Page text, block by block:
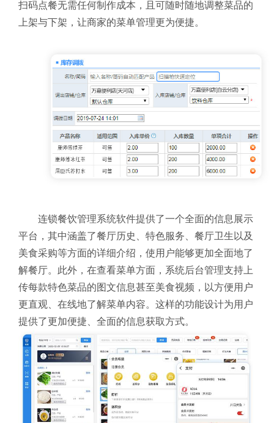
扫码点餐无需任何制作成本，且可随时随地调整菜品的
上架与下架，让商家的菜单管理更为便捷。
连锁餐饮管理系统软件提供了一个全面的信息展示
平台，其中涵盖了餐厅历史、特色服务、餐厅卫生以及
美食采购等方面的详细介绍，使用户能够更加全面地了
解餐厅。此外，在查看菜单方面，系统后台管理支持上
传每款特色菜品的图文信息甚至美食视频，以方便用户
更直观、在线地了解菜单内容。这样的功能设计为用户
提供了更加便捷、全面的信息获取方式。